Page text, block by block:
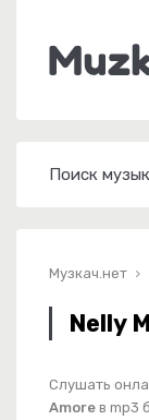
Музкач.нет
Nelly
Слушать
Amore в mp3